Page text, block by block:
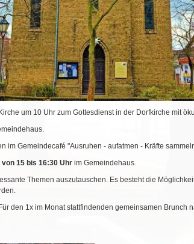
um 10 Uhr zum Gottesdienst in der Dorfkirche mit
im Gemeindecafé "Ausruhen - aufatmen - Kräfte
von 15 bis 16:30 Uhr im Gemeindehaus
Themen auszutauschen. Es besteht die
den 1x im Monat stattfindenden gemeinsamen